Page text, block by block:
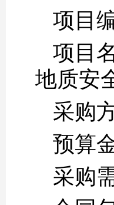
项目
项目
地质安
采购
预算
采购